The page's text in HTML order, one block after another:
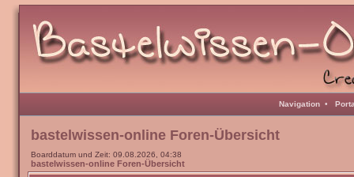
Navigation •
bastelwissen-online Foren-Übersicht
Boarddatum und Zeit: 09.08.2026, 04:38
bastelwissen-online Foren-Übersicht